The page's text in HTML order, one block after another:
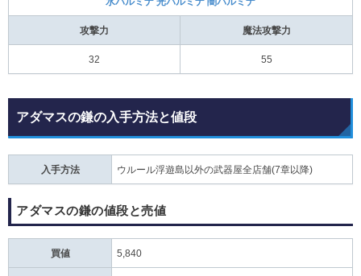
攻撃力 魔法攻撃力
32 55
アダマスの鎌の入手方法と値段
入手方法 ウルール浮遊島以外の武器屋全店舗(7章以降)
アダマスの鎌の値段と売値
買値 5,840